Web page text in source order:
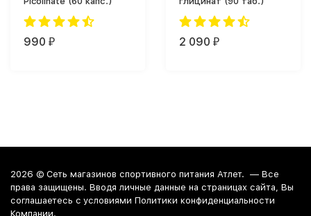
990 ₽ 2 090 ₽
2026 © Сеть магазинов спортивного питания Атлет. — Все
права защищены. Вводя личные данные на страницах сайта, Вы
соглашаетесь c условиями Политики конфиденциальности
Компании.